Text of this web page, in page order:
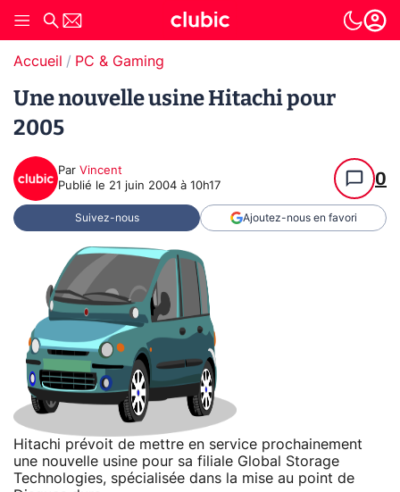
Accueil PC & Gaming
Une nouvelle usine Hitachi pour
2005
Par Vincent
Publié le 21 juin 2004 à 10h17 0
Suivez-nous Ajoutez-nous en favori
Hitachi prévoit de mettre en service prochainement
une nouvelle usine pour sa filiale Global Storage
Technologies, spécialisée dans la mise au point de